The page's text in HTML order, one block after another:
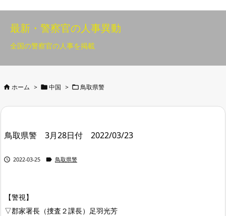
最新・警察官の人事異動
全国の警察官の人事を掲載
 ホーム >  中国 >  鳥取県警
鳥取県警 3月28日付 2022/03/23
 2022-03-25  鳥取県警
【警視】
▽郡家署長（捜査２課長）足羽光芳